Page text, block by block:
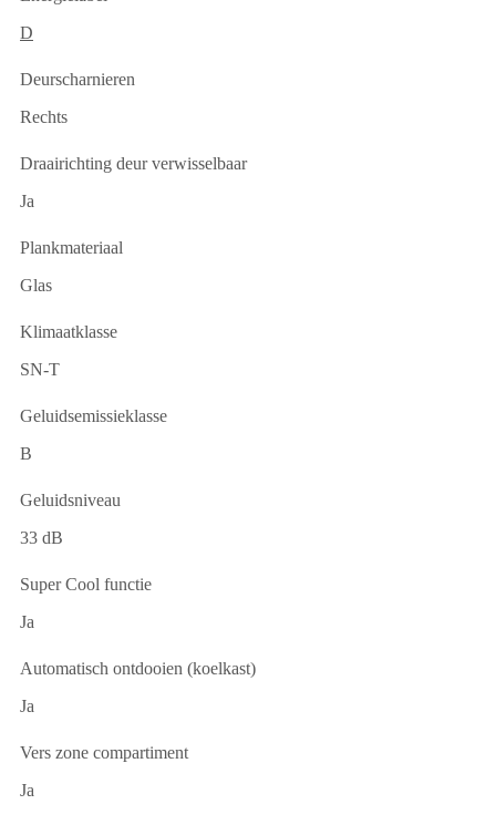
D
Deurscharnieren
Rechts
Draairichting deur verwisselbaar
Ja
Plankmateriaal
Glas
Klimaatklasse
SN-T
Geluidsemissieklasse
B
Geluidsniveau
33 dB
Super Cool functie
Ja
Automatisch ontdooien (koelkast)
Ja
Vers zone compartiment
Ja